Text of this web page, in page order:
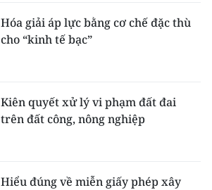
Hóa giải áp lực bằng cơ chế đặc thù
cho “kinh tế bạc”
Kiên quyết xử lý vi phạm đất đai
trên đất công, nông nghiệp
Hiểu đúng về miễn giấy phép xây